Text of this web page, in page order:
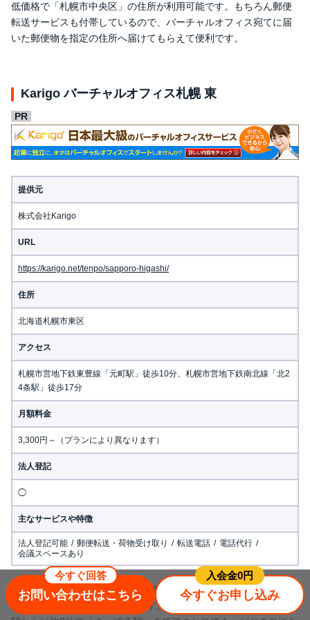
低価格で「札幌市中央区」の住所が利用可能です。もちろん郵便
転送サービスも付帯しているので、バーチャルオフィス宛てに届
いた郵便物を指定の住所へ届けてもらえて便利です。
Karigo バーチャルオフィス札幌 東
提供元
株式会社Karigo
URL
https://karigo.net/tenpo/sapporo-higashi/
住所
北海道札幌市東区
アクセス
札幌市営地下鉄東豊線「元町駅」徒歩10分、札幌市営地下鉄南北線「北2
4条駅」徒歩17分
月額料金
3,300円～（プランにより異なります）
法人登記
◯
主なサービスや特徴
法人登記可能 郵便転送・荷物受け取り 転送電話
電話代行
会議スペースあり
Karigo バーチャルオフィス札幌 東は、2023年1月にオープンした
ばかりのバーチャルオフィスです。最寄り駅となる東豊線・元町
お問い合わせはこちら
今すぐ回答
今すぐお申し込み
⼊会⾦0円